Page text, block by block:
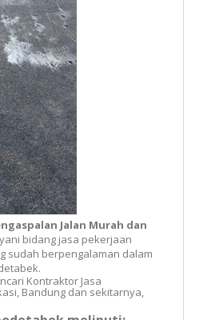
Jalan Murah dan
bidang jasa pekerjaan
sudah berpengalaman dalam
Kontraktor Jasa
Bandung dan sekitarnya,